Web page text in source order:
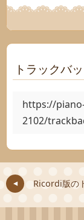
トラックバ
https://
2102/
Ricordi版の